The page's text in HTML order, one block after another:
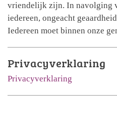
vriendelijk zijn. In navolging
iedereen, ongeacht
Iedereen moet binnen onze
Privacyverklaring
Privacyverklaring